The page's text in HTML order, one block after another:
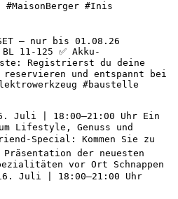
#MaisonBerger #Inis
– nur bis 01.08.26
11-125 ✅ Akku-
Registrierst du deine
und entspannt bei
#baustelle
Juli | 18:00–21:00 Uhr Ein
Lifestyle, Genuss und
Special: Kommen Sie zu
der neuesten
vor Ort Schnappen